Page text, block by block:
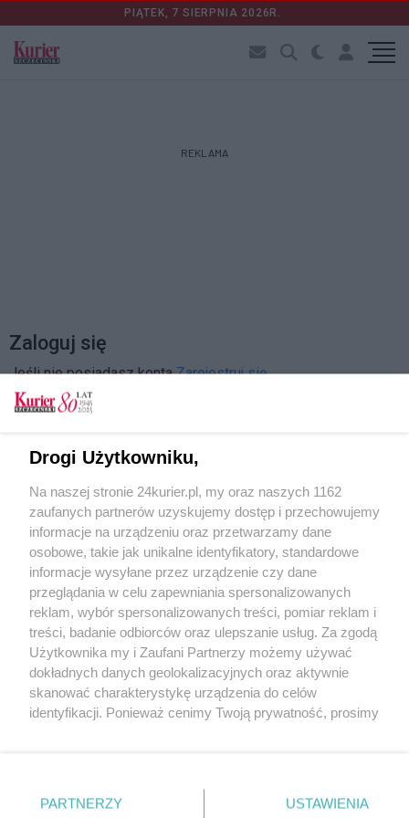
PIĄTEK, 7 SIERPNIA 2026R.
REKLAMA
Zaloguj się
Jeśli nie posiadasz kontaZarejestruj się
Zapamiętać?
Zaloguj
Zapomniałem hasła
Copyright © 2022 Kurier Szczeciński sp. z o.o.
Drogi Użytkowniku,
Na naszej stronie 24kurier.pl, my oraz naszych 1162
zaufanych partnerów uzyskujemy dostęp i przechowujemy
informacje na urządzeniu oraz przetwarzamy dane
osobowe, takie jak unikalne identyfikatory, standardowe
informacje wysyłane przez urządzenie czy dane
przeglądania w celu zapewniania spersonalizowanych
reklam, wybór spersonalizowanych treści, pomiar reklam i
treści, badanie odbiorców oraz ulepszanie usług. Za zgodą
Użytkownika my i Zaufani Partnerzy możemy używać
dokładnych danych geolokalizacyjnych oraz aktywnie
skanować charakterystykę urządzenia do celów
identyfikacji. Ponieważ cenimy Twoją prywatność, prosimy
prywatności znajdujący się w lewym dolnym rogu strony
. Niektóre rodzaje przetwarzania danych nie wymagają
PARTNERZY USTAWIENIA